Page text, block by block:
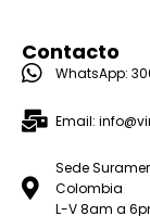
Contacto
WhatsApp:
Email:
Sede
Colombia
L-V 8am a